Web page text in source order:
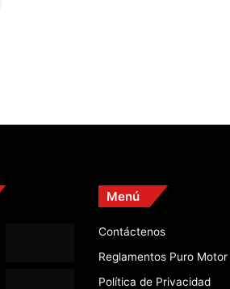
Menú
Contáctenos
Reglamentos Puro Motor
Política de Privacidad